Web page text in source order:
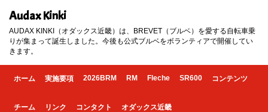
Audax Kinki
AUDAX KINKI（オダックス近畿）は、BREVET（ブルベ）を愛する自転車乗
りが集まって誕生しました。今後も公式ブルベをボランティアで開催してい
きます。
ホーム 実施要項 2026BRM RM Fleche SR600 コンテンツ
チーム リンク コンタクト オダックス近畿